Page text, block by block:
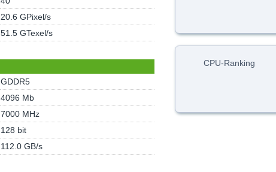
20.6 GPixel/s
51.5 GTexel/s
GDDR5
4096 Mb
7000 MHz
128 bit
112.0 GB/s
CPU-Ranking